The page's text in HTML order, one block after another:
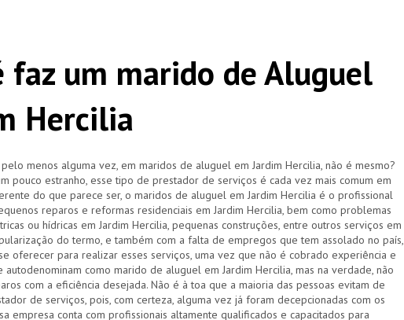
faz um marido de Aluguel
Hercilia
menos alguma vez, em maridos de aluguel em Jardim Hercilia, não é mesmo?
pouco estranho, esse tipo de prestador de serviços é cada vez mais comum em
do que parece ser, o maridos de aluguel em Jardim Hercilia é o profissional
reparos e reformas residenciais em Jardim Hercilia, bem como problemas
ou hídricas em Jardim Hercilia, pequenas construções, entre outros serviços em
do termo, e também com a falta de empregos que tem assolado no país,
oferecer para realizar esses serviços, uma vez que não é cobrado experiência e
autodenominam como marido de aluguel em Jardim Hercilia, mas na verdade, não
com a eficiência desejada. Não é à toa que a maioria das pessoas evitam de
de serviços, pois, com certeza, alguma vez já foram decepcionadas com os
empresa conta com profissionais altamente qualificados e capacitados para